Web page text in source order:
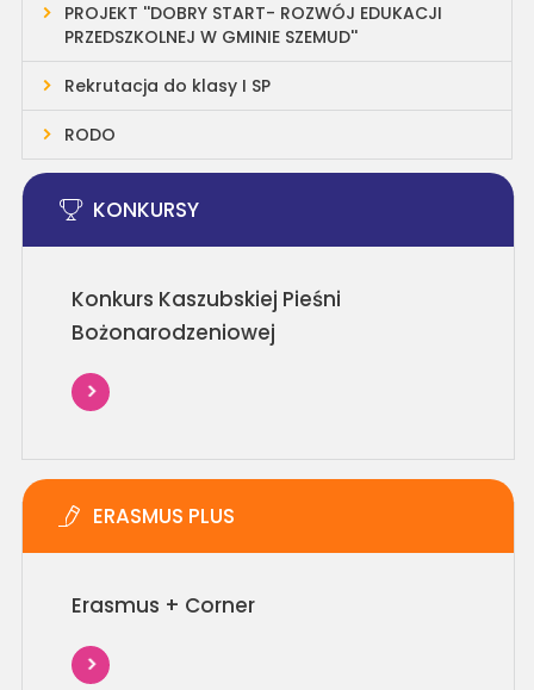
PROJEKT ''DOBRY START- ROZWÓJ EDUKACJI
PRZEDSZKOLNEJ W GMINIE SZEMUD''
Rekrutacja do klasy I SP
RODO
KONKURSY
Konkurs Kaszubskiej Pieśni
Bożonarodzeniowej
ERASMUS PLUS
Erasmus + Corner